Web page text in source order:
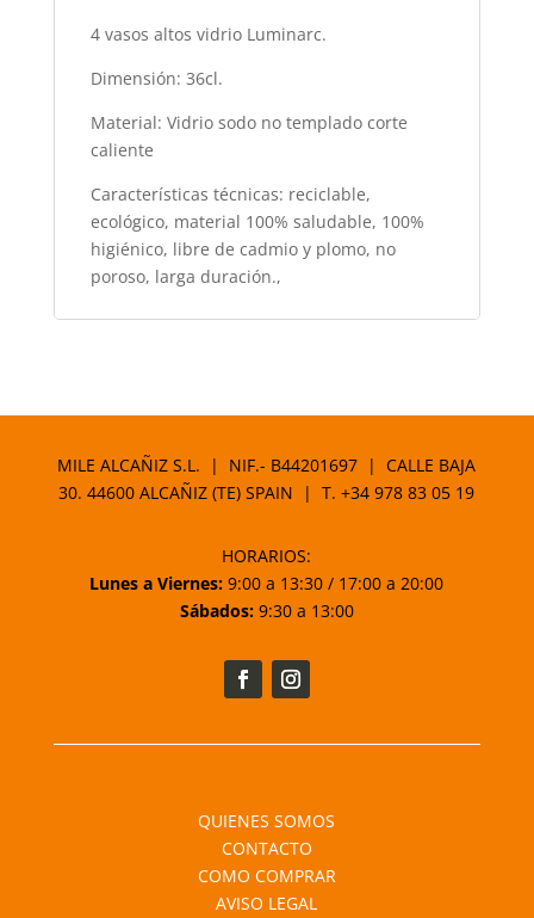
4 vasos altos vidrio Luminarc.
Dimensión: 36cl.
Material: Vidrio sodo no templado corte
caliente
Características técnicas: reciclable,
ecológico, material 100% saludable, 100%
higiénico, libre de cadmio y plomo, no
poroso, larga duración.,
MILE ALCAÑIZ S.L. | NIF.- B44201697 | CALLE BAJA
30. 44600 ALCAÑIZ (TE) SPAIN | T.+34 978 83 05 19
HORARIOS:
Lunes a Viernes: 9:00 a 13:30 / 17:00 a 20:00
Sábados:9:30 a 13:00
QUIENES SOMOS
CONTACTO
COMO COMPRAR
AVISO LEGAL